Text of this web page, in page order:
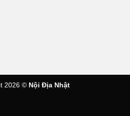
2026 © Nội Địa Nhật